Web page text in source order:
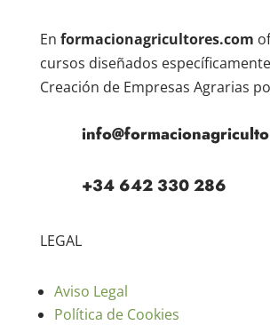
En formacionagricultores.com
cursos diseñados
Creación de Empresas Agrarias
+34 642 330 286
LEGAL
Aviso Legal
Política de Cookies